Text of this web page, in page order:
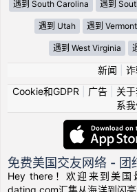
遇到 South Carolina 遇到
遇到 Utah 遇到 Vermont
遇到 West Virginia
新闻
Cookie和GDPR
广告| 关
系
免费美国交友网络 - 团
Hey there！欢迎来到美
dating.com汇集从海洋到闪